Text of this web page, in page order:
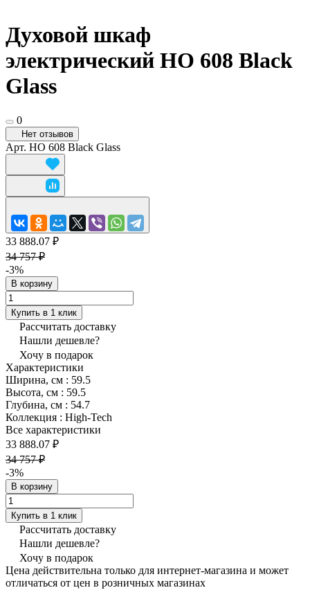
Духовой шкаф
электрический HO 608 Black
Glass
0
Нет отзывов
Арт. HO 608 Black Glass
33 888.07 ₽
34 757 ₽
-3%
В корзину
Купить в 1 клик
Рассчитать доставку
Нашли дешевле?
Хочу в подарок
Характеристики
Ширина, см : 59.5
Высота, см : 59.5
Глубина, см : 54.7
Коллекция : High-Tech
Все характеристики
33 888.07 ₽
34 757 ₽
-3%
В корзину
Купить в 1 клик
Рассчитать доставку
Нашли дешевле?
Хочу в подарок
Цена действительна только для интернет-магазина и может
отличаться от цен в розничных магазинах